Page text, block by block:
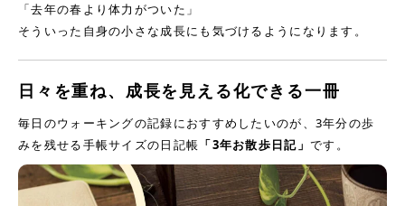
「去年の春より体力がついた」
そういった自身の小さな成長にも気づけるようになります。
日々を重ね、成長を見える化できる一冊
毎日のウォーキングの記録におすすめしたいのが、3年分の歩
みを残せる手帳サイズの日記帳 「3年お散歩日記」 です。